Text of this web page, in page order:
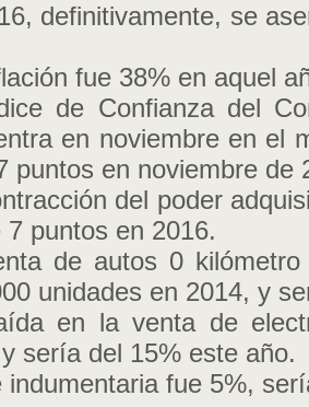
definitivamente, se
fue 38% en aquel
de Confianza del
en noviembre en el
puntos en noviembre de
del poder
7 puntos en 2016.
de autos 0
unidades en 2014, y
en la venta de
sería del 15% este año.
indumentaria fue 5%,